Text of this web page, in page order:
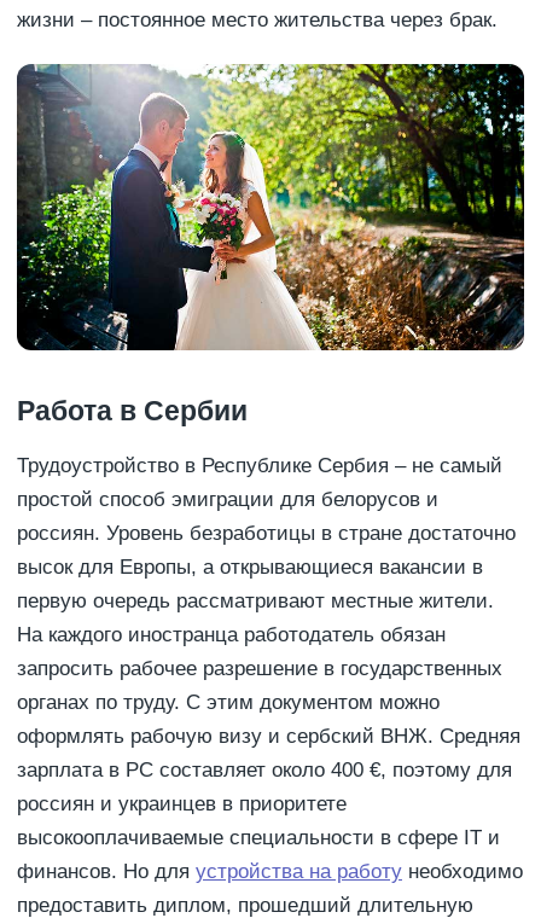
жизни – постоянное место жительства через брак.
Работа в Сербии
Трудоустройство в Республике Сербия – не самый
простой способ эмиграции для белорусов и
россиян. Уровень безработицы в стране достаточно
высок для Европы, а открывающиеся вакансии в
первую очередь рассматривают местные жители.
На каждого иностранца работодатель обязан
запросить рабочее разрешение в государственных
органах по труду. С этим документом можно
оформлять рабочую визу и сербский ВНЖ. Средняя
зарплата в РС составляет около 400 €, поэтому для
россиян и украинцев в приоритете
высокооплачиваемые специальности в сфере IT и
финансов. Но для устройства на работу необходимо
предоставить диплом, прошедший длительную